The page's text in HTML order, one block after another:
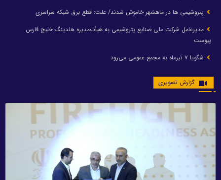
پتروشیمی ها در ماهشهر خاموش شدند/ علت: قطع برق شبکه سراسری
مدیرعامل شرکت ملی صنایع پتروشیمی به هیأت‌مدیره هلدینگ خلیج فارس
پیوست
شگویا ۷ تیرماه به مجمع عمومی می‌رود
گزارش تصویری